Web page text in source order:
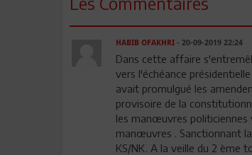
HABIB OFAKHRI- 20-09-2019 22:24
Dans cette affaire
vers l'échéance
avait promulgué les
provisoire de la
les manœuvres politiciennes
manœuvres . Sanctionnant
KS/NK. A la veille du 2 ème